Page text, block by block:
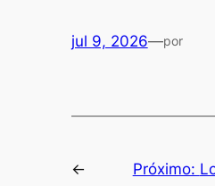
jul 9, 2026—por
←
Próximo: